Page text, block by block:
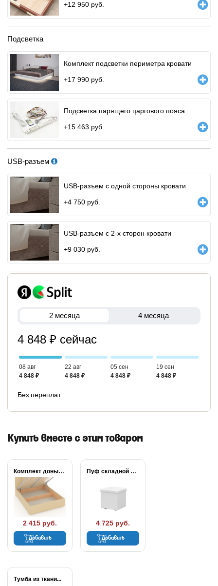
+12 950 руб.
Подсветка
Комплект подсветки периметра кровати
+17 990 руб.
Подсветка парящего царгового пояса
+15 463 руб.
USB-разъем
USB-разъем с одной стороны кровати
+4 750 руб.
USB-разъем с 2-х сторон кровати
+9 030 руб.
2 месяца 4 месяца
4 848 ₽ сейчас
08 авг
4 848 ₽
22 авг
4 848 ₽
05 сен
4 848 ₽
19 сен
4 848 ₽
Без переплат
Купить вместе с этим товаром
Комплект донышек для...
2 415 руб.
Добавить
Пуф складной Como/Veda
4 725 руб.
Добавить
Тумба из ткани...